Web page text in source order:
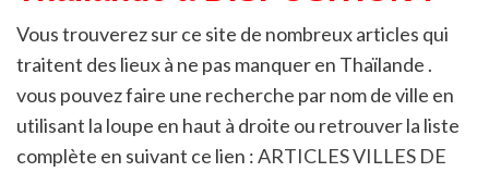
Vous trouverez sur ce site de nombreux articles qui
traitent des lieux à ne pas manquer en Thaïlande .
vous pouvez faire une recherche par nom de ville en
utilisant la loupe en haut à droite ou retrouver la liste
complète en suivant ce lien :ARTICLES VILLES DE